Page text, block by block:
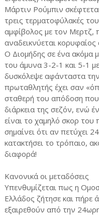
Μάρτιν Ρούμπιν
τρεις τερματοφύλακές
αμφίβολος με τον Μερτζ,
αναδεικνύεται
Ο Διομήδης σε ένα ακόμα
του άμυνα 3-2-1 και 5-1
δυσκόλεψε αφάνταστα
πρωταθλητής έχει σαν
σταθερή του απόδοση που
διάρκεια της σεζόν, ενώ
είναι το χαμηλό σκορ
σημαίνει ότι αν πετύχει
κατακτήσει το τρόπαιο,
διαφορά!
Κανονικά οι μεταδόσεις
Υπενθυμίζεται πως η
Ελλάδος ζήτησε και
εξαιρεθούν από την